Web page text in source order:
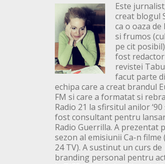
Este
creat blogul
ca o oaza de
si frumos
pe cit
fost
revistei
facut parte
echipa care a creat brandul
FM si care a formatat si
Radio 21 la sfirsitul anilor ‘90
fost consultant pentru
Radio Guerrilla. A prezentat
sezon al emisiunii Ca-n filme
24 TV). A sustinut un curs de
branding personal pentru